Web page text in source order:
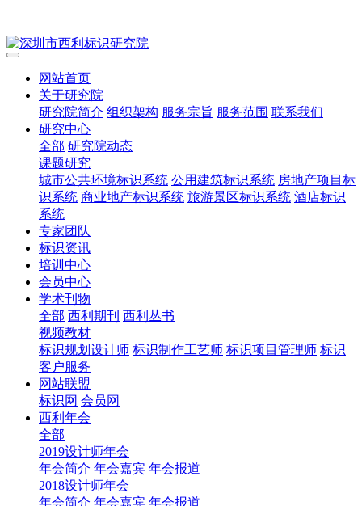
网站首页
关于研究院
研究院简介 组织架构 服务宗旨 服务范围 联系我们
研究中心
全部 研究院动态
课题研究
城市公共环境标识系统 公用建筑标识系统 房地产项目标
识系统 商业地产标识系统 旅游景区标识系统 酒店标识
系统
专家团队
标识资讯
培训中心
会员中心
学术刊物
全部 西利期刊 西利丛书
视频教材
标识规划设计师 标识制作工艺师 标识项目管理师 标识
客户服务
网站联盟
标识网 会员网
西利年会
全部
2019设计师年会
年会简介 年会嘉宾 年会报道
2018设计师年会
年会简介 年会嘉宾 年会报道